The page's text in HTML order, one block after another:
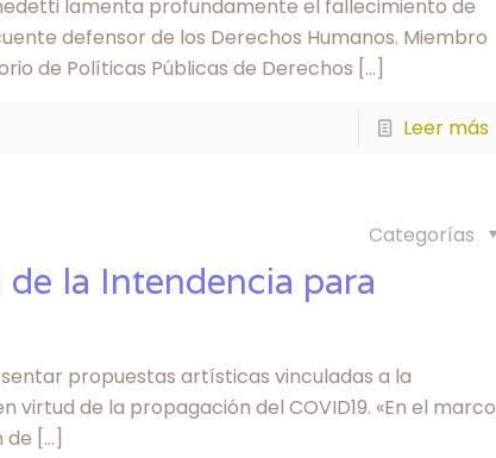
lamenta profundamente el fallecimiento de
defensor de los Derechos Humanos. Miembro
de Políticas Públicas de Derechos […]
Leer más
Categorías
la Intendencia para
propuestas artísticas vinculadas a la
virtud de la propagación del COVID19. «En el marco
de […]